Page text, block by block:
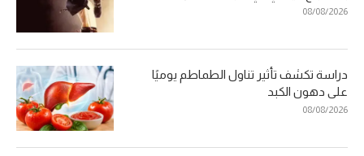
08/08/2026
دراسة تكشف تأثير تناول الطماطم يوميًا
على دهون الكبد
08/08/2026